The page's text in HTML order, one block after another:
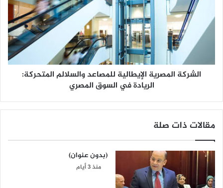
الشركة المصرية الإيطالية للمصاعد والسلالم المتحركة:
الريادة في السوق المصري
مقالات ذات صلة
(بدون عنوان)
منذ 3 أيام